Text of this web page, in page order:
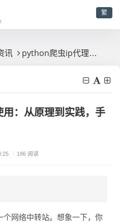
繁
讯 python爬虫ip代理的使用：从原理到实践，手把手教你配置
：从原理到实践，手
/ 186 阅读
个网络中转站。想象一下，你